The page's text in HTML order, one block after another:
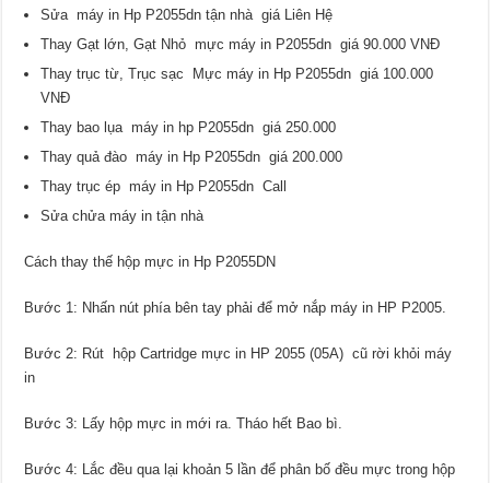
Sửa máy in Hp P2055dn tận nhà giá Liên Hệ
Thay Gạt lớn, Gạt Nhỏ mực máy in P2055dn giá 90.000 VNĐ
Thay trục từ, Trục sạc Mực máy in Hp P2055dn giá 100.000
VNĐ
Thay bao lụa máy in hp P2055dn giá 250.000
Thay quả đào máy in Hp P2055dn giá 200.000
Thay trục ép máy in Hp P2055dn Call
Sửa chửa máy in tận nhà
Cách thay thế hộp mực in Hp P2055DN
Bước 1: Nhấn nút phía bên tay phải để mở nắp máy in HP P2005.
Bước 2: Rút hộp Cartridge mực in HP 2055 (05A) cũ rời khỏi máy
in
Bước 3: Lấy hộp mực in mới ra. Tháo hết Bao bì.
Bước 4: Lắc đều qua lại khoản 5 lần để phân bố đều mực trong hộp